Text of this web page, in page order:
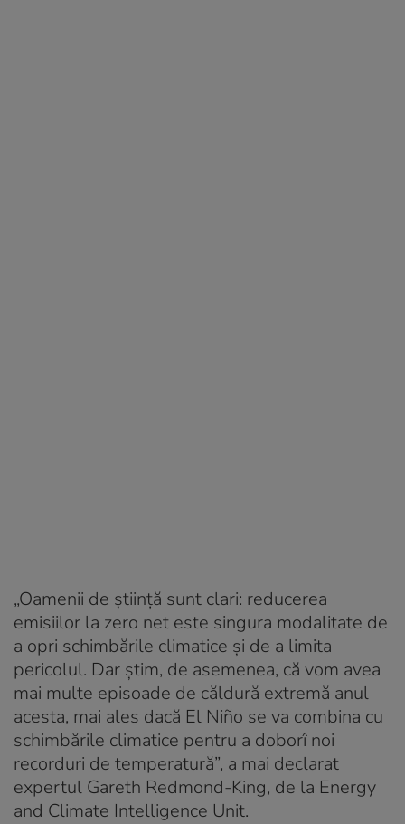
„Oamenii de știință sunt clari: reducerea
emisiilor la zero net este singura modalitate de
a opri schimbările climatice și de a limita
pericolul. Dar știm, de asemenea, că vom avea
mai multe episoade de căldură extremă anul
acesta, mai ales dacă El Niño se va combina cu
schimbările climatice pentru a doborî noi
recorduri de temperatură”, a mai declarat
expertul Gareth Redmond-King, de la Energy
and Climate Intelligence Unit.